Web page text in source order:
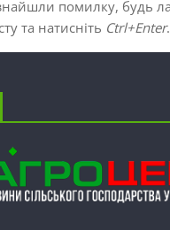
помилку, будь
та натисніть Ctrl+Enter.